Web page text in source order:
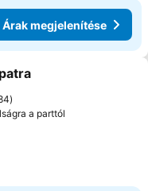
Árak megjelenítése
a kedvencekhez
a parttól